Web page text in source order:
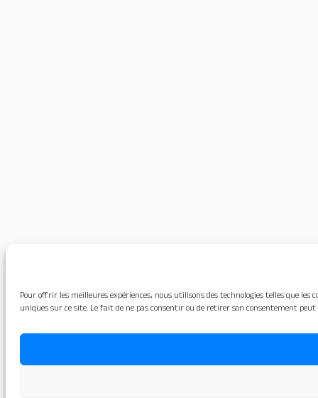
Pour offrir les meilleures expériences, nous utilisons des technologies telles que
uniques sur ce site. Le fait de ne pas consentir ou de retirer son consentement